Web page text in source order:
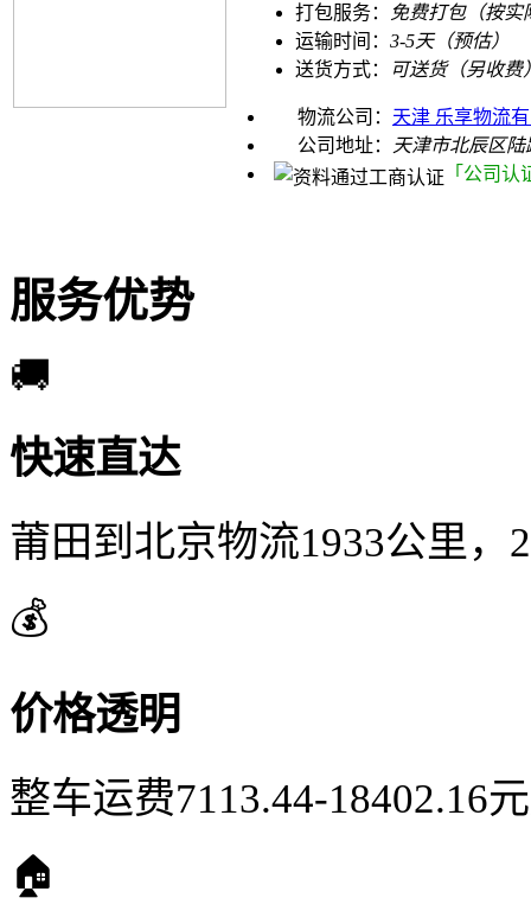
打包服务：
免费打包（按实
运输时间： 3-5天（预估）
送货方式：
可送货（另收费
物流公司： 天津 乐享物流
公司地址：
天津市北辰区
「公司认
服务优势
🚚
快速直达
莆田到北京物流1933公里
💰
价格透明
整车运费7113.44-18402.16
🏠